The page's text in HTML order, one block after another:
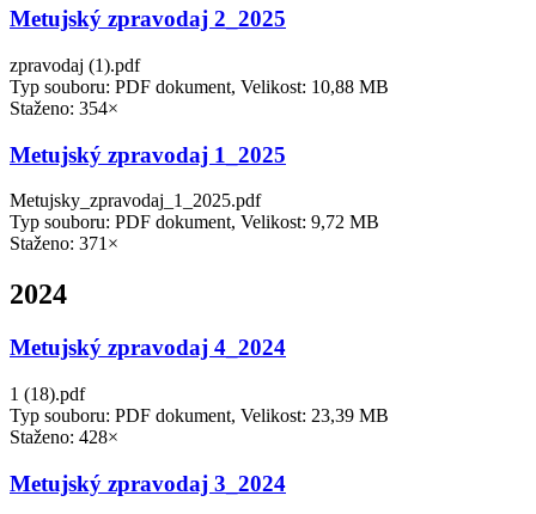
Metujský zpravodaj 2_2025
zpravodaj (1).pdf
Typ souboru: PDF dokument, Velikost: 10,88 MB
Staženo: 354×
Metujský zpravodaj 1_2025
Metujsky_zpravodaj_1_2025.pdf
Typ souboru: PDF dokument, Velikost: 9,72 MB
Staženo: 371×
2024
Metujský zpravodaj 4_2024
1 (18).pdf
Typ souboru: PDF dokument, Velikost: 23,39 MB
Staženo: 428×
Metujský zpravodaj 3_2024